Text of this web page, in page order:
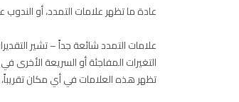
عادة ما تظهر علامات التمدد، أو
التغيرات المفاجئة أو السريعة
تظهر هذه العلامات في أي مكان